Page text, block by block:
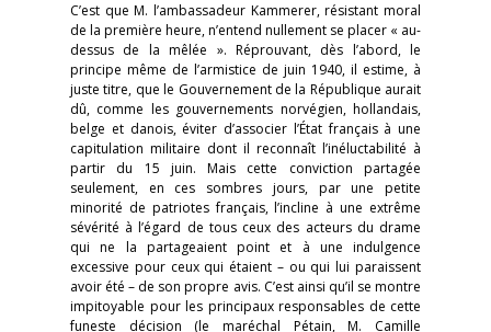
C’est que M. l’ambassadeur Kammerer, résistant moral
de la première heure, n’entend nullement se placer « au-
dessus de la mêlée ». Réprouvant, dès l’abord, le
principe même de l’armistice de juin 1940, il estime, à
juste titre, que le Gouvernement de la République aurait
dû, comme les gouvernements norvégien, hollandais,
belge et danois, éviter d’associer l’État français à une
capitulation militaire dont il reconnaît l’inéluctabilité à
partir du 15 juin. Mais cette conviction partagée
seulement, en ces sombres jours, par une petite
minorité de patriotes français, l’incline à une extrême
sévérité à l’égard de tous ceux des acteurs du drame
qui ne la partageaient point et à une indulgence
excessive pour ceux qui étaient – ou qui lui paraissent
avoir été – de son propre avis. C’est ainsi qu’il se montre
impitoyable pour les principaux responsables de cette
funeste décision (le maréchal Pétain, M. Camille